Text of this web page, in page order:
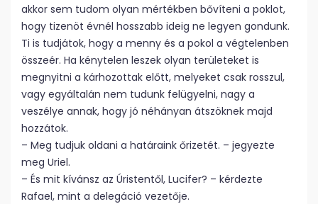
akkor sem tudom olyan mértékben bővíteni a poklot,
hogy tizenöt évnél hosszabb ideig ne legyen gondunk.
Ti is tudjátok, hogy a menny és a pokol a végtelenben
összeér. Ha kénytelen leszek olyan területeket is
megnyitni a kárhozottak előtt, melyeket csak rosszul,
vagy egyáltalán nem tudunk felügyelni, nagy a
veszélye annak, hogy jó néhányan átszöknek majd
hozzátok.
– Meg tudjuk oldani a határaink őrizetét. – jegyezte
meg Uriel.
– És mit kívánsz az Úristentől, Lucifer? – kérdezte
Rafael, mint a delegáció vezetője.